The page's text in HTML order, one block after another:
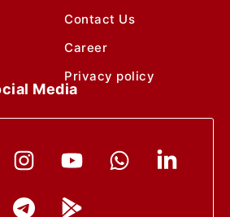
Contact Us
Career
Privacy policy
Media